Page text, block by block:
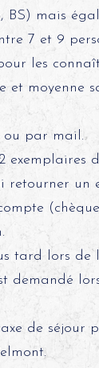
BS) mais
7 et 9
les
et moyenne
ou par mail.
exemplaires
retourner un
tard lors de
demandé
de séjour